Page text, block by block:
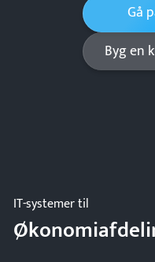
Gå
Byg en
IT-systemer til